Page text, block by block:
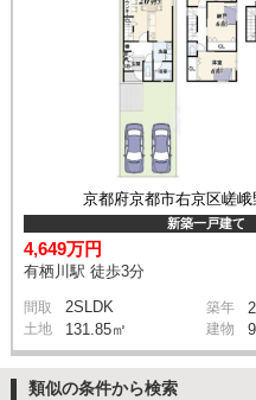
京都府京都市右京区嵯
新築一戸建て
4,649万円
有栖川駅 徒歩3分
間取 2SLDK 築年
土地 131.85㎡ 建物
類似の条件から検索